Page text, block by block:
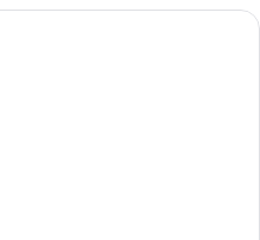
Ein modernes Wohnzimmer mit